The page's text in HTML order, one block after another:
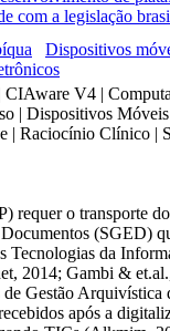
com a legislação
Dispositivos
V4 |
| Dispositivos
| Raciocínio Clínico |
requer o transporte
(SGED)
Tecnologias da
2014; Gambi &
de Gestão
após a